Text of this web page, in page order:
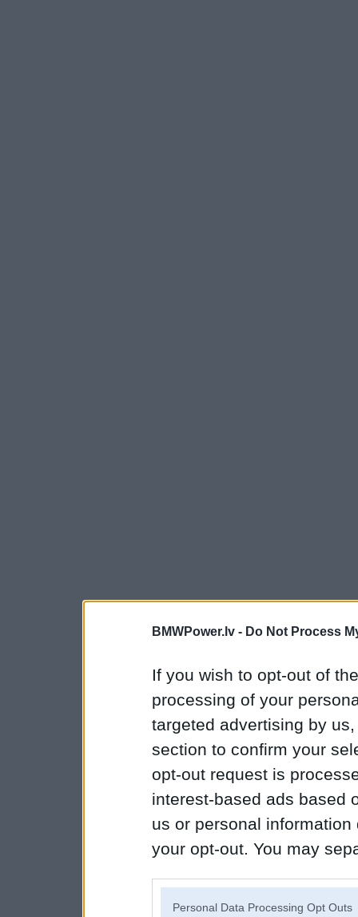
BMWPower.lv - Do Not Process
If you wish to opt-out of
processing of your
targeted advertising by
section to confirm your
opt-out request is
interest-based ads based
us or personal
your opt-out. You may
Personal Data Processing Opt Outs